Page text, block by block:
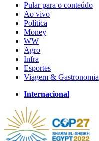
Pular para o conteúdo
Ao vivo
Política
Money
WW
Agro
Infra
Esportes
Viagem & Gastronomia
Internacional